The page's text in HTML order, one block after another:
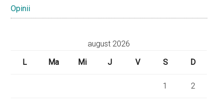
Opinii
august 2026
L
Ma Mi J V S D
1 2